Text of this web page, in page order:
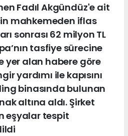
Fadıl Akgündüz'e ait
mahkemeden iflas
sonrası 62 milyon TL
tasfiye sürecine
yer alan habere göre
yardımı ile kapısını
binasında bulunan
altına aldı. Şirket
eşyalar tespit